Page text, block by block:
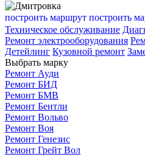
построить маршрут построить
Техническое обслуживание
Ремонт электрооборудования
Детейлинг Кузовной ремонт
Выбрать марку
Ремонт Ауди
Ремонт БИД
Ремонт БМВ
Ремонт Бентли
Ремонт Вольво
Ремонт Воя
Ремонт Генезис
Ремонт Грейт Вол